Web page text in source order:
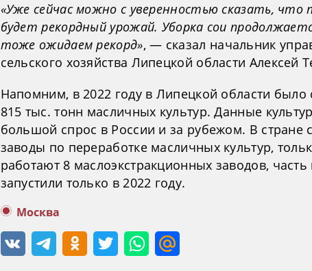
«Уже сейчас можно с уверенностью сказать, что
будет рекордный урожай. Уборка сои
тоже ожидаем рекорд», — сказал начальник
сельского хозяйства Липецкой области Алексей
Напомним, в 2022 году в Липецкой области было
815 тыс. тонн масличных культур. Данные
большой спрос в России и за рубежом. В стране
заводы по переработке масличных культур,
работают 8 маслоэкстракционных заводов,
запустили только в 2022 году.
Москва